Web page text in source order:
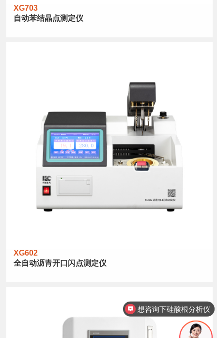
XG703
自动苯结晶点测定仪
XG602
全自动沥青开口闪点测定仪
想咨询下硅酸根分析仪